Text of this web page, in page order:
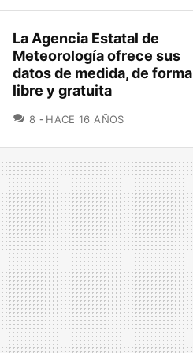
La Agencia Estatal de
Meteorología ofrece sus
datos de medida, de forma
libre y gratuita
8 COMENTARIOS
HACE 16 AÑOS